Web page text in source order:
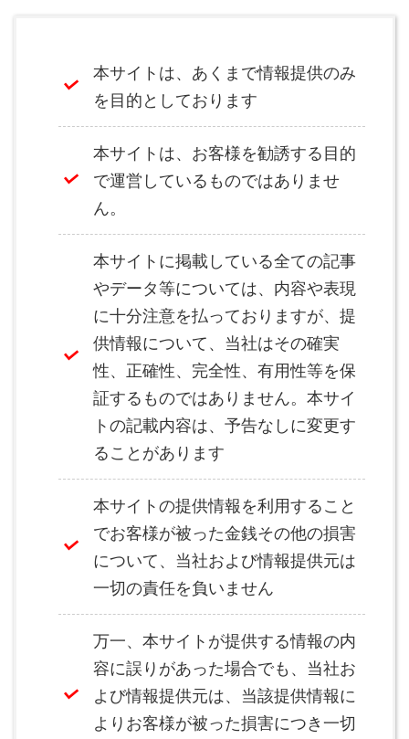
本サイトは、あくまで情報提供のみ
を目的としております
本サイトは、お客様を勧誘する目的
で運営しているものではありませ
ん。
本サイトに掲載している全ての記事
やデータ等については、内容や表現
に十分注意を払っておりますが、提
供情報について、当社はその確実
性、正確性、完全性、有用性等を保
証するものではありません。本サイ
トの記載内容は、予告なしに変更す
ることがあります
本サイトの提供情報を利用すること
でお客様が被った金銭その他の損害
について、当社および情報提供元は
一切の責任を負いません
万一、本サイトが提供する情報の内
容に誤りがあった場合でも、当社お
よび情報提供元は、当該提供情報に
よりお客様が被った損害につき一切